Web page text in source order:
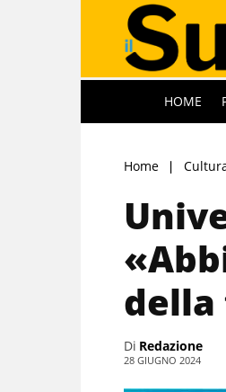
HOME
Home
della
Di Redazione
28 GIUGNO 2024